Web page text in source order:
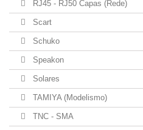
RJ45 - RJ50 Capas (Rede)
Scart
Schuko
Speakon
Solares
TAMIYA (Modelismo)
TNC - SMA